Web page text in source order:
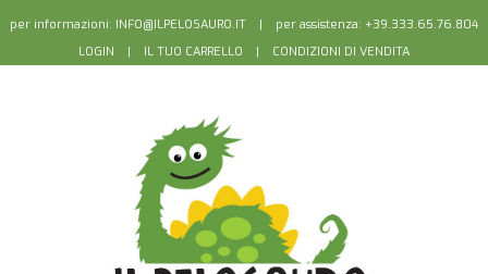
per informazioni: INFO@ILPELOSAURO.IT | per assistenza: +39.333.65.76.804
LOGIN | IL TUO CARRELLO | CONDIZIONI DI VENDITA